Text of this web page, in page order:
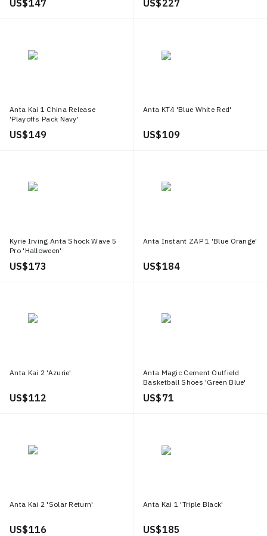
US$ 147 US$ 227
Anta Kai 1 China Release
'Playoffs Pack Navy'
8124B1102S 9/112421102S
9/1124B1102S 9/812421102S 9
US$ 149
Anta KT4 'Blue White Red'
US$ 109
Kyrie Irving Anta Shock Wave 5
Pro 'Halloween'
US$ 173
Anta Instant ZAP 1 'Blue Orange'
US$ 184
Anta Kai 2 'Azurie'
US$ 112
Anta Magic Cement Outfield
Basketball Shoes 'Green Blue'
US$ 71
Anta Kai 2 'Solar Return'
US$ 116
Anta Kai 1 'Triple Black'
US$ 185